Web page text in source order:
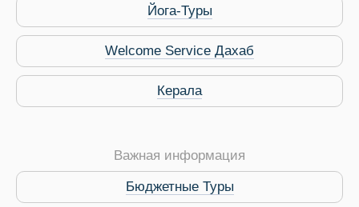
Йога-Туры
Welcome Service Дахаб
Керала
Важная информация
Бюджетные Туры